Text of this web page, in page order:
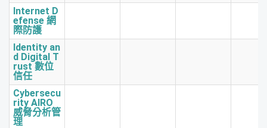
Internet D
efense 網
際防護
Identity an
d Digital T
rust 數位
信任
Cybersecu
rity AIRO
威脅分析管
理